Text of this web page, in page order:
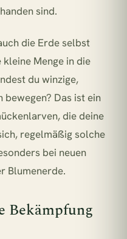
sind.
die Erde selbst
kleine Menge in die
du winzige,
Das ist ein
die deine
regelmäßig solche
bei neuen
Blumenerde.
Bekämpfung